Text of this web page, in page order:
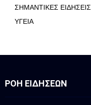
ΣΗΜΑΝΤΙΚΕΣ ΕΙΔΗΣΕΙΣ
ΥΓΕΙΑ
ΡΟΉ ΕΙΔΉΣΕΩΝ